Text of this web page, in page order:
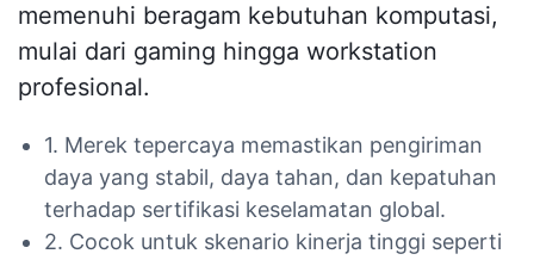
memenuhi beragam kebutuhan komputasi,
mulai dari gaming hingga workstation
profesional.
1. Merek tepercaya memastikan pengiriman
daya yang stabil, daya tahan, dan kepatuhan
terhadap sertifikasi keselamatan global.
2. Cocok untuk skenario kinerja tinggi seperti